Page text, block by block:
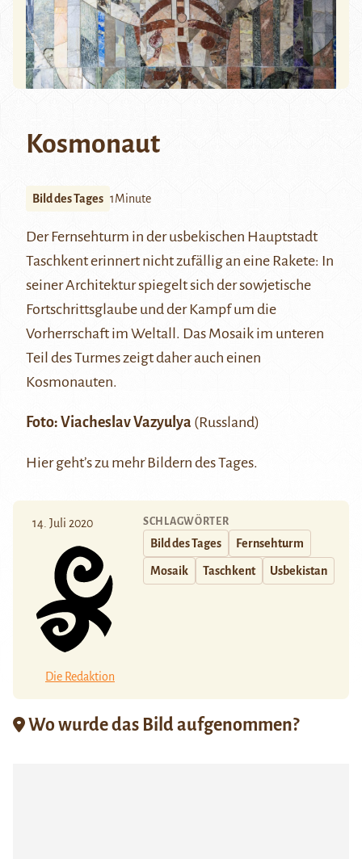
Kosmonaut
Bild des Tages 1Minute
DerFernsehturm in der usbekischen Hauptstadt
Taschkent erinnert nicht zufällig an eine Rakete: In
seiner Architektur spiegelt sich der sowjetische
Fortschrittsglaube und der Kampf um die
Vorherrschaft im Weltall. Das Mosaik im unteren
Teil des Turmes zeigt daher auch einen
Kosmonauten.
Foto: Viacheslav Vazyulya (Russland)
Hiergeht’s zu mehr Bildern des Tages.
14. Juli 2020
Die Redaktion
SCHLAGWÖRTER
Bild des Tages Fernsehturm
Mosaik Taschkent Usbekistan
Wo wurde das Bild aufgenommen?